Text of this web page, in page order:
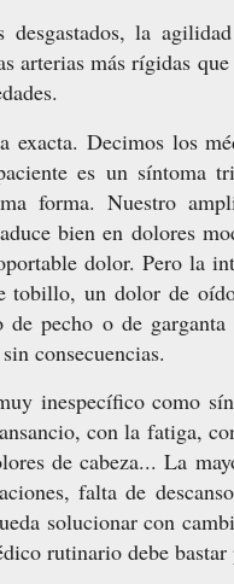
desgastados, la
arterias más rígidas
Decimos los
es un síntoma
forma. Nuestro
bien en dolores
dolor. Pero la
tobillo, un dolor de
pecho o de
consecuencias.
inespecífico como
con la fatiga,
de cabeza... La
falta de
solucionar con
rutinario debe bastar